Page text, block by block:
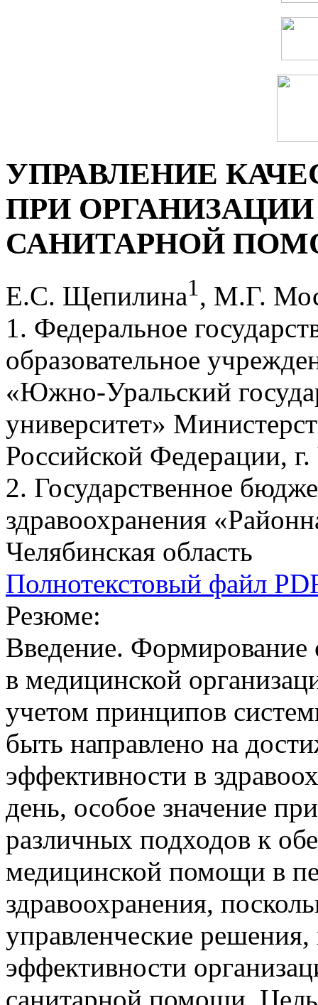
УПРАВЛЕНИЕ
ПРИ
САНИТАРНОЙ
Е.С. Щепилина1, М.Г.
1. Федеральное
образовательное
«Южно-Уральский
университет»
Российской Федерации,
2. Государственное
здравоохранения
Челябинская область
Полнотекстовый файл
Резюме:
Введение. Формирование
в медицинской
учетом принципов
быть направлено на
эффективности в
день, особое значение
различных подходов к
медицинской помощи в
здравоохранения,
управленческие
эффективности
санитарной помощи.